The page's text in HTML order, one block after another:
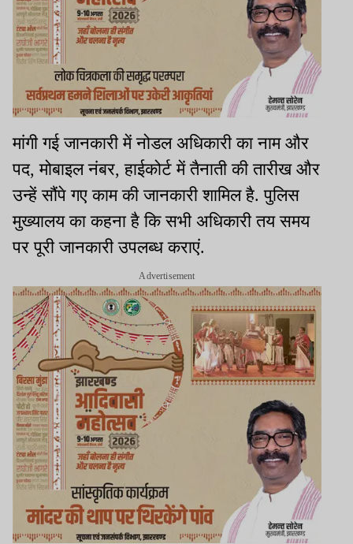
मांगी गई जानकारी में नोडल अधिकारी का नाम और
पद, मोबाइल नंबर, हाईकोर्ट में तैनाती की तारीख और
उन्हें सौंपे गए काम की जानकारी शामिल है.पुलिस
मुख्यालय का कहना है कि सभी अधिकारी तय समय
पर पूरी जानकारी उपलब्धकराएं.
Advertisement